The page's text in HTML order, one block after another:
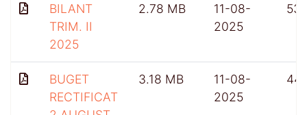
BILANT
TRIM. II
2025
2.78 MB
11-08-
2025
BUGET
RECTIFICAT
3.18 MB
11-08-
2025